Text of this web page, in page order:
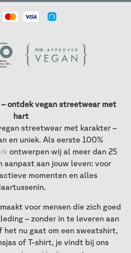
ontdek vegan streetwear met
hart
streetwear met karakter –
en uniek. Als eerste 100%
ontwerpen wij al meer dan 25
aanpast aan jouw leven: voor
momenten en alles
voor mensen die zich goed
– zonder in te leveren aan
het nu gaat om een sweatshirt,
of T-shirt, je vindt bij ons